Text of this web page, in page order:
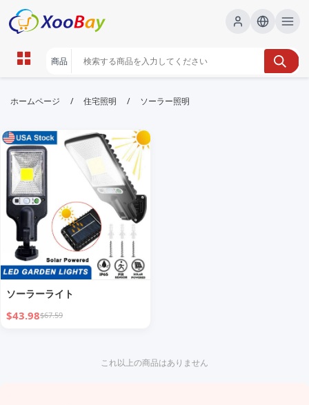
ソーラー照明 | XOOBAY B2B/B2C
ソーラー照明,屋外灯,節電, wholesale ソーラー照明,
XOOBAY
ソーラー照明の新提案。太陽光パネルで自給自足の照明を実現し、庭や
玄関周りを快適に照らします。耐水・耐久性に優れ、設置も簡単な省エ
ネソリューションです。
ホームページ / 住宅照明 / ソーラー照明
ソーラーライト
$43.98$67.59
これ以上の商品はありません